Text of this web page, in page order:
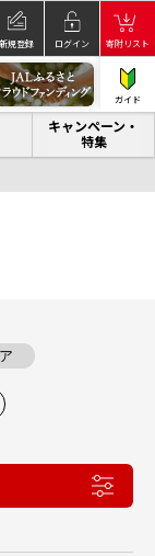
新規登録 ログイン 寄附リスト
ガイド
キャンペーン・
特集